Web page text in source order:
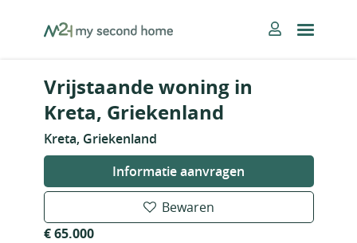
MySecondHome
Vrijstaande woning in
Kreta, Griekenland
Kreta, Griekenland
Informatie aanvragen
Bewaren
€ 65.000